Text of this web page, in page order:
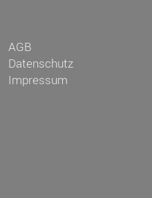
AGB
Datenschutz
Impressum